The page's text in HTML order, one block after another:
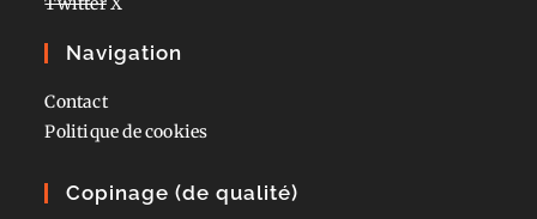
Navigation
Contact
Politique de cookies
Copinage (de qualité)